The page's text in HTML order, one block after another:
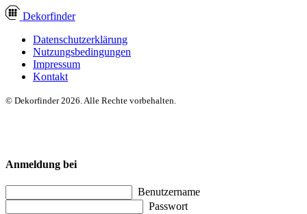
Dekorfinder
Datenschutzerklärung
Nutzungsbedingungen
Impressum
Kontakt
© Dekorfinder 2026. Alle Rechte vorbehalten.
Anmeldung bei
Benutzername
Passwort